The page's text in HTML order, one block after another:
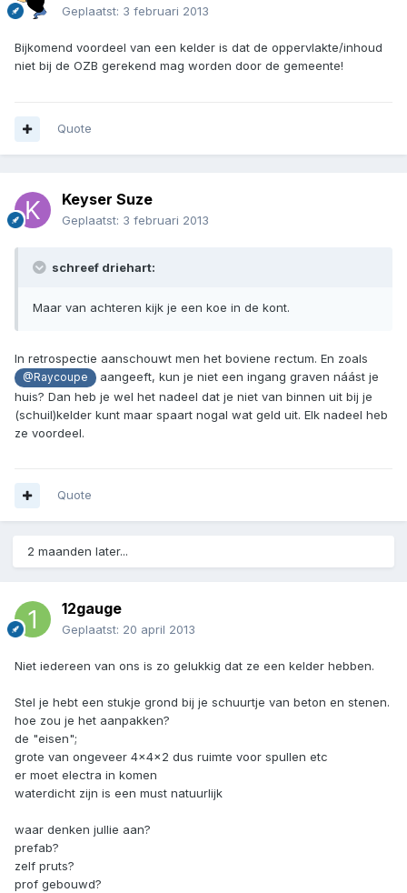
Geplaatst: 3 februari 2013
Bijkomend voordeel van een kelder is dat de oppervlakte/inhoud
niet bij de OZB gerekend mag worden door de gemeente!
Quote
Keyser Suze
Geplaatst: 3 februari 2013
schreef driehart:
Maar van achteren kijk je een koe in de kont.
In retrospectie aanschouwt men het boviene rectum. En zoals
@Raycoupe
aangeeft, kun je niet een ingang graven náást je
huis? Dan heb je wel het nadeel dat je niet van binnen uit bij je
(schuil)kelder kunt maar spaart nogal wat geld uit. Elk nadeel heb
ze voordeel.
Quote
2 maanden later...
12gauge
Geplaatst: 20 april 2013
Niet iedereen van ons is zo gelukkig dat ze een kelder hebben.
Stel je hebt een stukje grond bij je schuurtje van beton en stenen.
hoe zou je het aanpakken?
de "eisen";
grote van ongeveer 4x4x2 dus ruimte voor spullen etc
er moet electra in komen
waterdicht zijn is een must natuurlijk
waar denken jullie aan?
prefab?
zelf pruts?
prof gebouwd?